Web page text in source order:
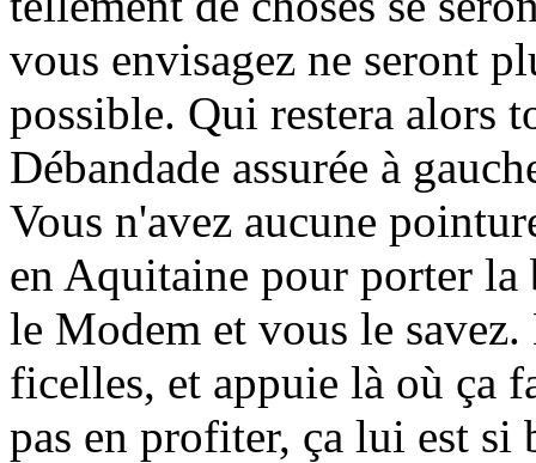
vous envisagez ne seront
possible. Qui restera alors
Débandade assurée à
Vous n'avez aucune
en Aquitaine pour porter la
le Modem et vous le
ficelles, et appuie là où ça
pas en profiter, ça lui est si